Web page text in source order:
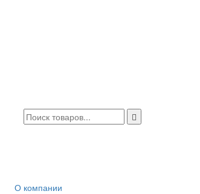
О компании